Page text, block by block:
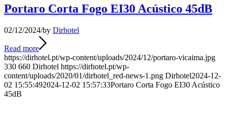
Portaro Corta Fogo EI30 Acústico 45dB
02/12/2024/by Dirhotel
Read more
https://dirhotel.pt/wp-content/uploads/2024/12/portaro-vicaima.jpg
330 660 Dirhotel https://dirhotel.pt/wp-
content/uploads/2020/01/dirhotel_red-news-1.png Dirhotel2024-12-
02 15:55:492024-12-02 15:57:33Portaro Corta Fogo EI30 Acústico
45dB